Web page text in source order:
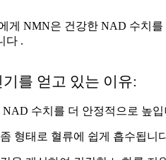
게 NMN은 건강한 NAD 수치를
다 .
를 얻고 있는 이유:
수치를 더 안정적으로 높입
형태로 혈류에 쉽게 흡수됩니